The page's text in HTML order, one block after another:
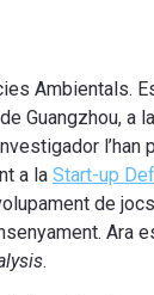
Ambientals.
Guangzhou,
a la Start-up
de
Ara
.